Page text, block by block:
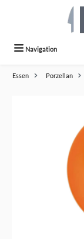
Navigation
Essen Porzellan